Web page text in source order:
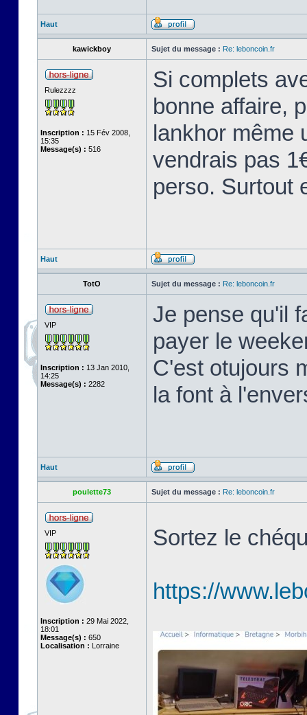
Haut
kawickboy Sujet du message : Re: leboncoin.fr
Rulezzzz
Inscription : 15 Fév 2008,
15:35
Message(s) : 516
Si complets
bonne affaire,
lankhor même
vendrais pas
perso. Surtout
Haut
TotO Sujet du message : Re: leboncoin.fr
VIP
Inscription : 13 Jan 2010,
14:25
Message(s) : 2282
Je pense qu'il
payer le
C'est otujours
la font à
Haut
poulette73 Sujet du message : Re: leboncoin.fr
VIP
Inscription : 29 Mai 2022,
18:01
Message(s) : 650
Localisation : Lorraine
Sortez le
https://